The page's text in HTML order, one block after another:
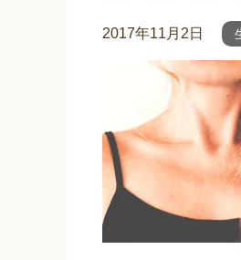
2017年11月2日